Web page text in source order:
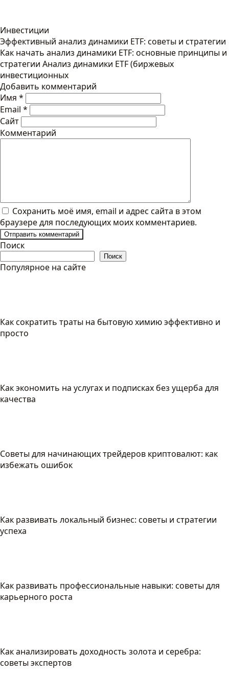
Инвестиции
Эффективный анализ динамики ETF: советы и стратегии
Как начать анализ динамики ETF: основные принципы и
стратегии Анализ динамики ETF (биржевых
инвестиционных
Добавить комментарий
Имя *
Email *
Сайт
Комментарий
Сохранить моё имя, email и адрес сайта в этом
браузере для последующих моих комментариев.
Поиск
Поиск
Популярное на сайте
Как сократить траты на бытовую химию эффективно и
просто
Как экономить на услугах и подписках без ущерба для
качества
Советы для начинающих трейдеров криптовалют: как
избежать ошибок
Как развивать локальный бизнес: советы и стратегии
успеха
Как развивать профессиональные навыки: советы для
карьерного роста
Как анализировать доходность золота и серебра:
советы экспертов